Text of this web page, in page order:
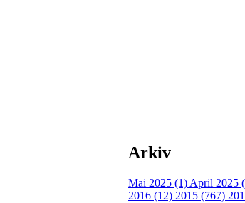
Arkiv
Mai 2025 (1) April 2025
2016 (12) 2015 (767)